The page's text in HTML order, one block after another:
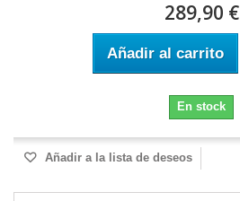
289,90 €
Añadir al carrito
En stock
Añadir a la lista de deseos